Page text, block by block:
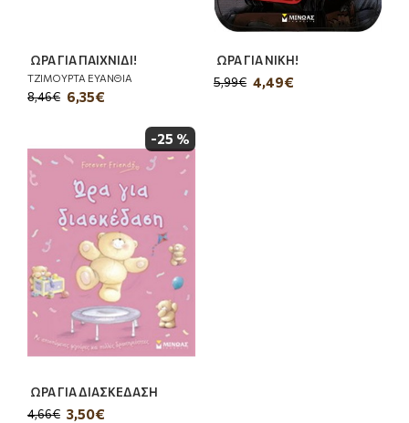
ΩΡΑ ΓΙΑ ΠΑΙΧΝΙΔΙ!
ΤΖΙΜΟΥΡΤΑ ΕΥΑΝΘΙΑ
6,35€
8,46€
ΩΡΑ ΓΙΑ ΝΙΚΗ!
4,49€
5,99€
-25 %
ΩΡΑ ΓΙΑ ΔΙΑΣΚΕΔΑΣΗ
3,50€
4,66€